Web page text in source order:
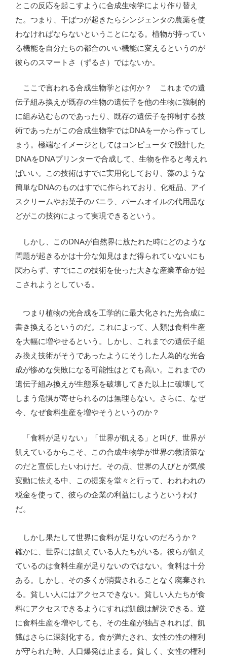
とこの反応を起こすように合成生物学により作り替え
た。つまり、干ばつが起きたらシンジェンタの農薬を使
わなければならないということになる。植物が持ってい
る機能を自分たちの都合のいい機能に変えるというのが
彼らのスマートさ（ずるさ）ではないか。
ここで言われる合成生物学とは何か？ これまでの遺
伝子組み換えが既存の生物の遺伝子を他の生物に強制的
に組み込むものであったり、既存の遺伝子を抑制する技
術であったがこの合成生物学ではDNAを一から作ってし
まう。極端なイメージとしてはコンピュータで設計した
DNAをDNAプリンターで合成して、生物を作ると考えれ
ばいい。この技術はすでに実用化しており、藻のような
簡単なDNAのものはすでに作られており、化粧品、アイ
スクリームやお菓子のバニラ、パームオイルの代用品な
どがこの技術によって実現できるという。
しかし、このDNAが自然界に放たれた時にどのような
問題が起きるかは十分な知見はまだ得られていないにも
関わらず、すでにこの技術を使った大きな産業革命が起
こされようとしている。
つまり植物の光合成を工学的に最大化された光合成に
書き換えるというのだ。これによって、人類は食料生産
を大幅に増やせるという。しかし、これまでの遺伝子組
み換え技術がそうであったようにそうした人為的な光合
成が惨めな失敗になる可能性はとても高い。これまでの
遺伝子組み換えが生態系を破壊してきた以上に破壊して
しまう危惧が寄せられるのは無理もない。さらに、なぜ
今、なぜ食料生産を増やそうというのか？
「食料が足りない」「世界が飢える」と叫び、世界が
飢えているからこそ、この合成生物学が世界の救済策な
のだと宣伝したいわけだ。その点、世界の人びとが気候
変動に怯える中、この提案を堂々と行って、われわれの
税金を使って、彼らの企業の利益にしようというわけ
だ。
しかし果たして世界に食料が足りないのだろうか？
確かに、世界には飢えている人たちがいる。彼らが飢え
ているのは食料生産が足りないのではない。食料は十分
ある。しかし、その多くが消費されることなく廃棄され
る。貧しい人にはアクセスできない。貧しい人たちが食
料にアクセスできるようにすれば飢餓は解決できる。逆
に食料生産を増やしても、その生産が独占されれば、飢
餓はさらに深刻化する。食が満たされ、女性の性の権利
が守られた時、人口爆発は止まる。貧しく、女性の権利